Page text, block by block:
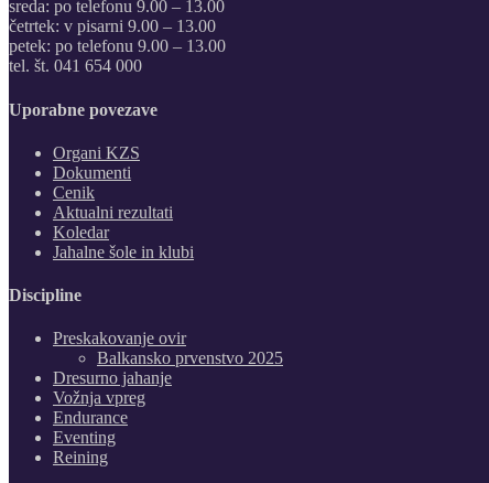
sreda: po telefonu 9.00 – 13.00
četrtek: v pisarni 9.00 – 13.00
petek: po telefonu 9.00 – 13.00
tel. št. 041 654 000
Uporabne povezave
Organi KZS
Dokumenti
Cenik
Aktualni rezultati
Koledar
Jahalne šole in klubi
Discipline
Preskakovanje ovir
Balkansko prvenstvo 2025
Dresurno jahanje
Vožnja vpreg
Endurance
Eventing
Reining